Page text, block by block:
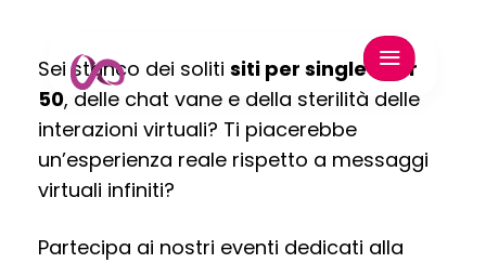
Sei stanco dei soliti siti per single over
50, delle chat vane e della sterilità delle
interazioni virtuali? Ti piacerebbe
un’esperienza reale rispetto a messaggi
virtuali infiniti?
Partecipa ai nostri eventi dedicati alla